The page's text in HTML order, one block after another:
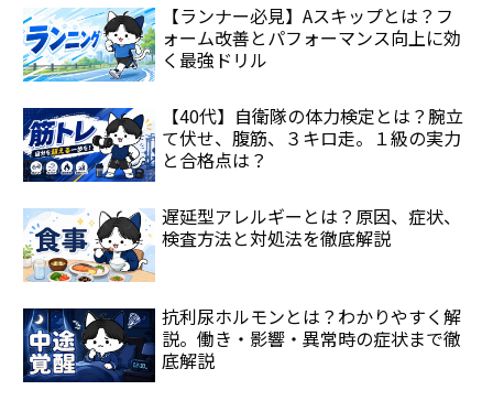
【ランナー必見】Aスキップとは？フ
ォーム改善とパフォーマンス向上に効
く最強ドリル
【40代】自衛隊の体力検定とは？腕立
て伏せ、腹筋、３キロ走。１級の実力
と合格点は？
遅延型アレルギーとは？原因、症状、
検査方法と対処法を徹底解説
抗利尿ホルモンとは？わかりやすく解
説。働き・影響・異常時の症状まで徹
底解説